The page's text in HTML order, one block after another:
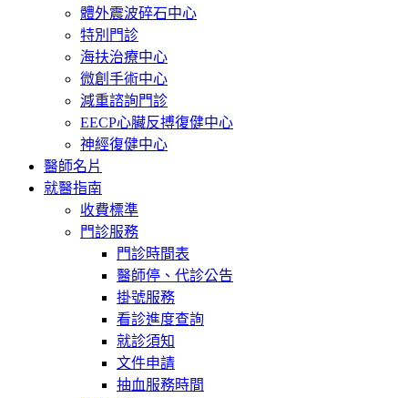
體外震波碎石中心
特別門診
海扶治療中心
微創手術中心
減重諮詢門診
EECP心臟反搏復健中心
神經復健中心
醫師名片
就醫指南
收費標準
門診服務
門診時間表
醫師停、代診公告
掛號服務
看診進度查詢
就診須知
文件申請
抽血服務時間